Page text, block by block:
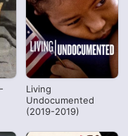
Living
Undocumented
(2019-2019)